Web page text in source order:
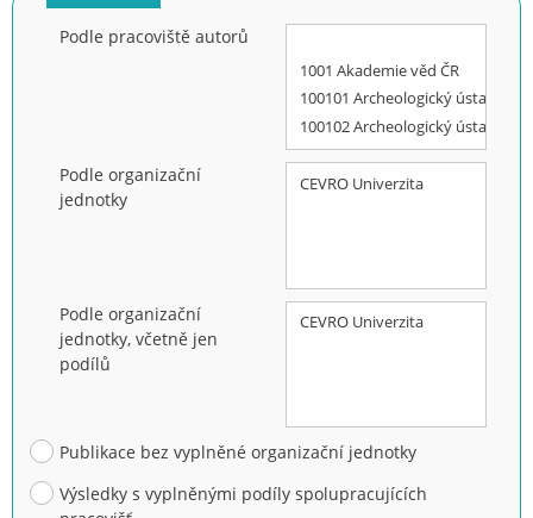
Podle pracoviště autorů
Podle organizační
jednotky
Podle organizační
jednotky, včetně jen
podílů
Publikace bez vyplněné organizační jednotky
Výsledky s vyplněnými podíly spolupracujících